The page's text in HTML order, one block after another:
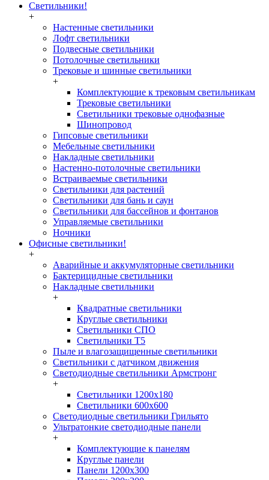
Светильники!
+
Настенные светильники
Лофт светильники
Подвесные светильники
Потолочные светильники
Трековые и шинные светильники
+
Комплектующие к трековым светильникам
Трековые светильники
Светильники трековые однофазные
Шинопровод
Гипсовые светильники
Мебельные светильники
Накладные светильники
Настенно-потолочные светильники
Встраиваемые светильники
Светильники для растений
Светильники для бань и саун
Светильники для бассейнов и фонтанов
Управляемые светильники
Ночники
Офисные светильники!
+
Аварийные и аккумуляторные светильники
Бактерицидные светильники
Накладные светильники
+
Квадратные светильники
Круглые светильники
Светильники СПО
Светильники Т5
Пыле и влагозащищенные светильники
Светильники с датчиком движения
Светодиодные светильники Армстронг
+
Светильники 1200х180
Светильники 600х600
Светодиодные светильники Грильято
Ультратонкие светодиодные панели
+
Комплектующие к панелям
Круглые панели
Панели 1200х300